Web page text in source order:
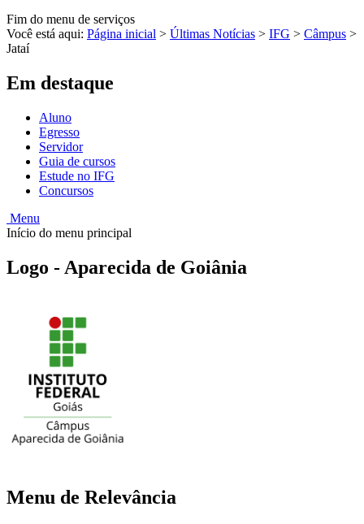
Fim do menu de serviços
Você está aqui: Página inicial > Últimas Notícias > IFG > Câmpus >
Jataí
Em destaque
Aluno
Egresso
Servidor
Guia de cursos
Estude no IFG
Concursos
Menu
Início do menu principal
Logo - Aparecida de Goiânia
Menu de Relevância